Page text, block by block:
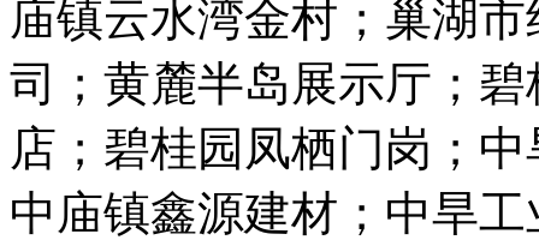
庙镇云水湾金村；巢湖
司；黄麓半岛展示厅；
店；碧桂园凤栖门岗；
中庙镇鑫源建材；中旱